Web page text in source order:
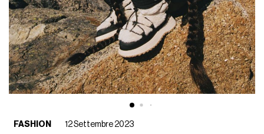
FASHION
12 Settembre 2023